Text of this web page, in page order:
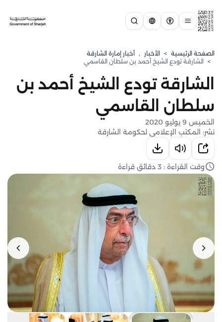
الصفحة الرئيسية > الأخبار , أخبار إمارة الشارقة
>
الشارقة تودع الشيخ أحمد بن سلطان القاسمي
الشارقة تودع الشيخ أحمد بن
سلطان القاسمي
الخميس 9 يوليو 2020
نشر: المكتب الإعلامي لحكومة الشارقة
وقت القراءة : 3 دقائق قراءة